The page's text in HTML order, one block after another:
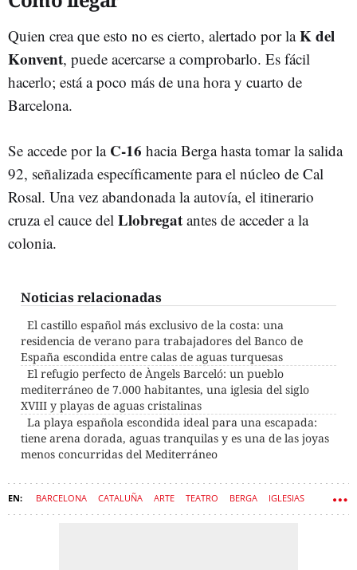
Quien crea que esto no es cierto, alertado por laK del
Konvent, puede acercarse a comprobarlo. Es fácil
hacerlo; está a poco más de una hora y cuarto de
Barcelona.
Se accede por la C-16 hacia Berga hasta tomar la salida
92, señalizada específicamente para el núcleo de Cal
Rosal. Una vez abandonada la autovía, el itinerario
cruza el cauce del Llobregat antes de acceder a la
colonia.
Noticias relacionadas
El castillo español más exclusivo de la costa: una
residencia de verano para trabajadores del Banco de
España escondida entre calas de aguas turquesas
El refugio perfecto de Àngels Barceló: un pueblo
mediterráneo de 7.000 habitantes, una iglesia del siglo
XVIII y playas de aguas cristalinas
La playa española escondida ideal para una escapada:
tiene arena dorada, aguas tranquilas y es una de las joyas
menos concurridas del Mediterráneo
BARCELONA CATALUÑA ARTE TEATRO BERGA IGLESIAS